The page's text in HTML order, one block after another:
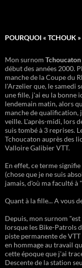
POURQUOI « TCHOUK »
Mon surnom Tchoucaton
début des années 2000.
manche de la Coupe du
l'Arzelier que, le samedi
une fille, j'ai eu la bonne
lendemain matin, alors
manche de qualification,
veille. L'après-midi, lors
suis tombé à 3 reprises.
Tchoucaton auprès des
Valloire Galibier VTT.
En effet, ce terme
(chose que je ne suis
jamais, d'où ma faculté
Quant à la fille... A vous
Depuis, mon surnom
lorsque les Bike-Patrols
piste permanente de
en hommage au travail
cette époque que j'ai
Descente de la station